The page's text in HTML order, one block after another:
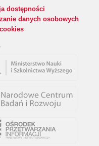
dostępności
danych osobowych